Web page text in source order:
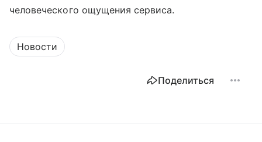
человеческого ощущения сервиса.
Новости
Поделиться